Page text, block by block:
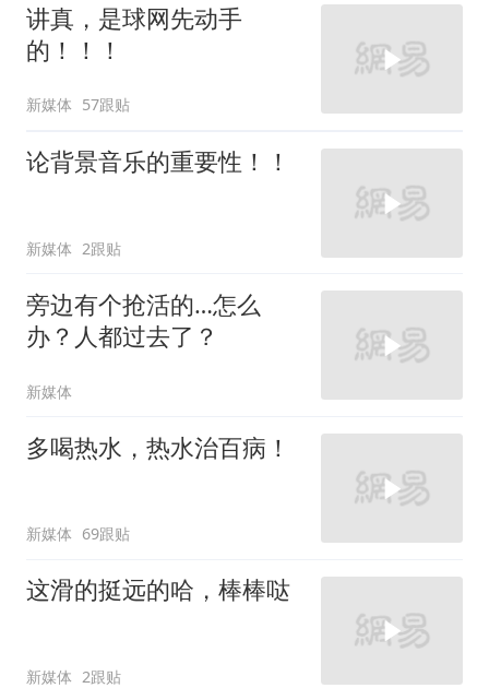
讲真，是球网先动手
的！！！
新媒体 57跟贴
论背景音乐的重要性！！
新媒体 2跟贴
旁边有个抢活的…怎么
办？人都过去了？
新媒体
多喝热水，热水治百病！
新媒体 69跟贴
这滑的挺远的哈，棒棒哒
新媒体 2跟贴